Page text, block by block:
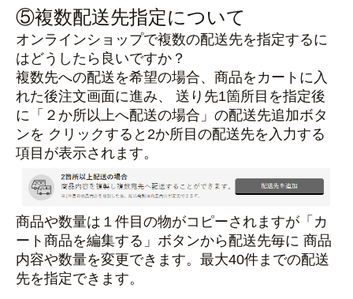
⑤複数配送先指定について
オンラインショップで複数の配送先を指定するに
はどうしたら良いですか？
複数先への配送を希望の場合、商品をカートに入
れた後注文画面に進み、 送り先1箇所目を指定後
に「２か所以上へ配送の場合」の配送先追加ボタ
ンを クリックすると2か所目の配送先を入力する
項目が表示されます。
商品や数量は１件目の物がコピーされますが「カ
ート商品を編集する」ボタンから配送先毎に 商品
内容や数量を変更できます。最大40件までの配送
先を指定できます。